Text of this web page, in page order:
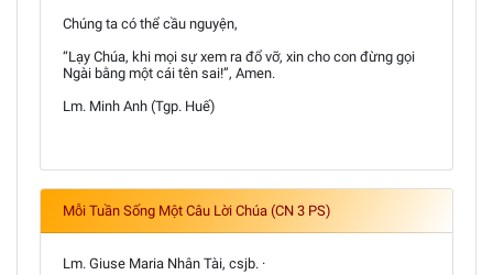
Chúng ta có thể cầu nguyện,
“Lạy Chúa, khi mọi sự xem ra đổ vỡ, xin cho con đừng gọi
Ngài bằng một cái tên sai!”, Amen.
Lm. Minh Anh (Tgp. Huế)
Mỗi Tuần Sống Một Câu Lời Chúa (CN 3 PS)
Lm. Giuse Maria Nhân Tài, csjb. ·